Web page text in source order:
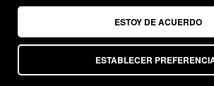
ESTABLECER
ESTOY DE ACUERDO